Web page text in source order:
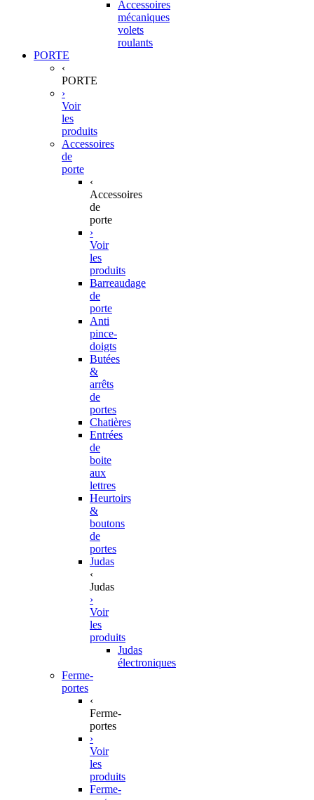
Accessoires
mécaniques
volets
roulants
PORTE
‹
PORTE
›
Voir
les
produits
Accessoires
de
porte
‹
Accessoires
de
porte
›
Voir
les
produits
Barreaudage
de
porte
Anti
pince-
doigts
Butées
&
arrêts
de
portes
Chatières
Entrées
de
boite
aux
lettres
Heurtoirs
&
boutons
de
portes
Judas
‹
Judas
›
Voir
les
produits
Judas
électroniques
Ferme-
portes
‹
Ferme-
portes
›
Voir
les
produits
Ferme-